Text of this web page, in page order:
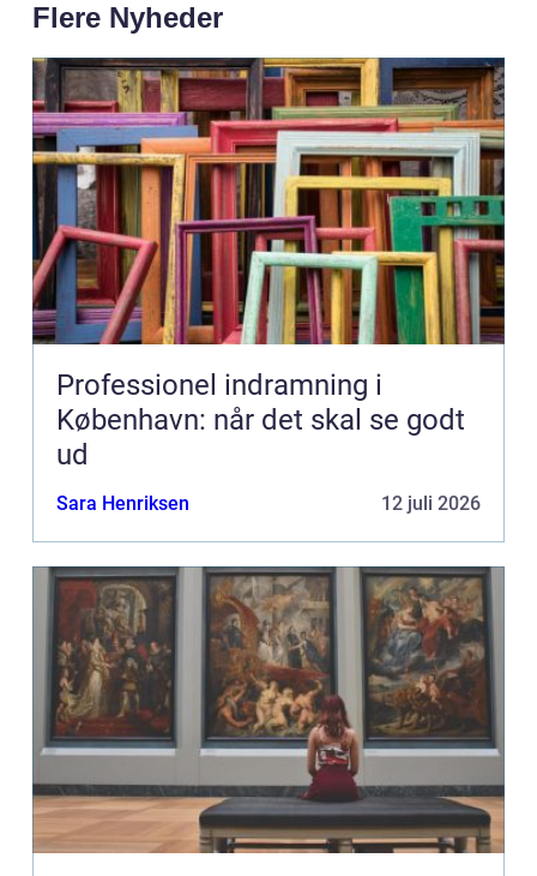
Flere Nyheder
Professionel indramning i
København: når det skal se godt
ud
Sara Henriksen 12 juli 2026